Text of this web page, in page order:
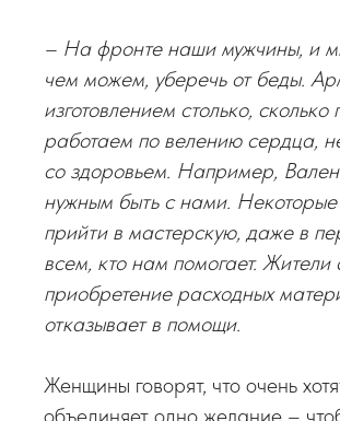
– На фронте наши мужчины, и
чем можем, уберечь от беды.
изготовлением столько, сколько
работаем по велению сердца,
со здоровьем. Например,
нужным быть с нами.
прийти в мастерскую, даже в
всем, кто нам помогает.
приобретение расходных
отказывает в помощи.
Женщины говорят, что очень
объединяет одно желание –